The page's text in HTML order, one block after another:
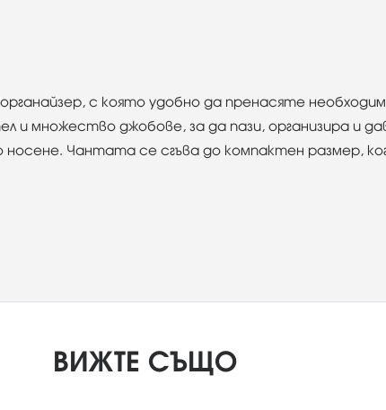
органайзер, с която удобно да пренасяте
и множество джобове, за да пази, организира и
Чантата се сгъва до компактен размер,
ВИЖТЕ СЪЩО